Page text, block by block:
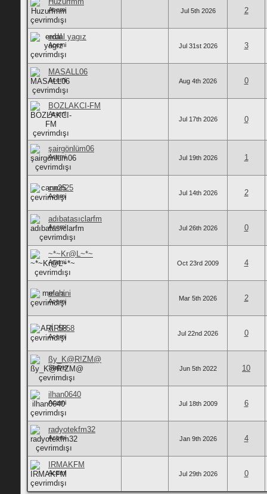
Acemi Jul 5th 2026 2
erdal yagız
Acemi Jul 31st 2026 3
MASALL06
Acemi Aug 4th 2026 0
BOZLAKCI-FM
Acemi
Jul 17th 2026 0
şairgönlüm06
Acemi Jul 19th 2026 1
cann25
Acemi Jul 14th 2026 2
adıbatasıclarfm
Acemi Jul 26th 2026 0
~*~Kr@L~*~
Acemi Oct 23rd 2009 4
melani
Acemi Mar 5th 2026 2
ARİF58
Acemi Jul 22nd 2026 0
ßy_K@R!ZM@
Stajyer Jun 5th 2022 10
ilhan0640
Acemi Jul 18th 2009 6
radyotekfm32
Acemi Jan 9th 2026 4
IRMAKFM
Acemi Jul 29th 2026 0